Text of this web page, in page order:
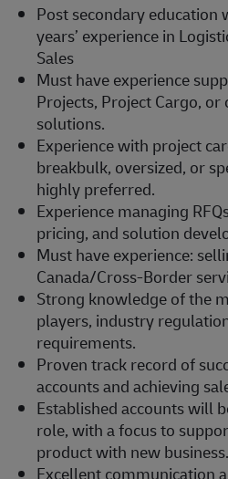
Post secondary
years’ experience in
Sales
Must have experience
Projects, Project Cargo,
solutions.
Experience with project
breakbulk, oversized, or
highly preferred.
Experience managing
pricing, and solution
Must have experience:
Canada/Cross-Border
Strong knowledge of the
players, industry
requirements.
Proven track record of
accounts and achieving
Established accounts will
role, with a focus to
product with new business.
Excellent communication